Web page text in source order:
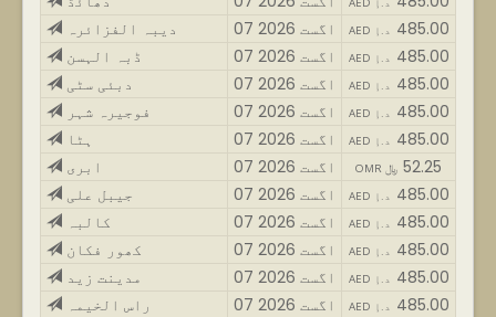
دیبہ الفزائرہ
07 اگست 2026 AED د.إ 485.00
ڈبہ الہسن
07 اگست 2026 AED د.إ 485.00
دبئی سٹی
07 اگست 2026 AED د.إ 485.00
فوجیرہ شہر
07 اگست 2026 AED د.إ 485.00
ہٹا
07 اگست 2026 AED د.إ 485.00
ابری
07 اگست 2026 OMR ﷼ 52.25
جیبل علی
07 اگست 2026 AED د.إ 485.00
کالبہ
07 اگست 2026 AED د.إ 485.00
کھور فکان
07 اگست 2026 AED د.إ 485.00
مدینت زید
07 اگست 2026 AED د.إ 485.00
راس الخیمہ
07 اگست 2026 AED د.إ 485.00